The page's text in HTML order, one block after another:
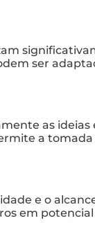
ser
as
a
e o
em potencial